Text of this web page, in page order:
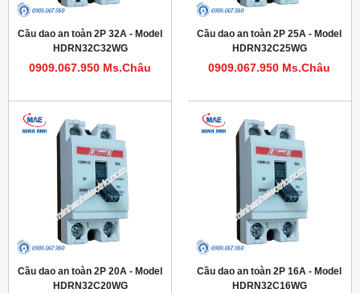
Cầu dao an toàn 2P 32A - Model
HDRN32C32WG
0909.067.950 Ms.Châu
Cầu dao an toàn 2P 25A - Model
HDRN32C25WG
0909.067.950 Ms.Châu
Cầu dao an toàn 2P 20A - Model
HDRN32C20WG
Cầu dao an toàn 2P 16A - Model
HDRN32C16WG